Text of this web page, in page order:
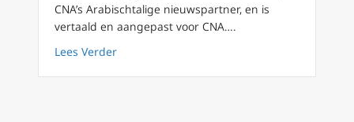
CNA’s Arabischtalige nieuwspartner, en is
vertaald en aangepast voor CNA….
Lees Verderabout Paus Leo XIV keurt nieuwe Custos